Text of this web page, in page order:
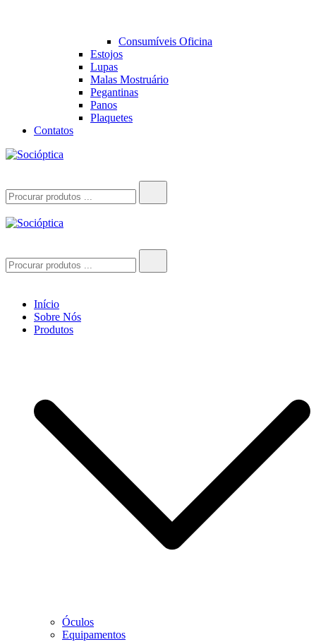
Consumíveis Oficina
Estojos
Lupas
Malas Mostruário
Pegantinas
Panos
Plaquetes
Contatos
for:
for:
Início
Sobre Nós
Produtos
Óculos
Equipamentos